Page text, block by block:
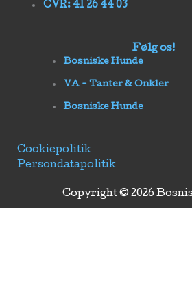
CVR: 41 26 44 03
Følg os!
Bosniske Hunde
VA - Tanter & Onkler
Bosniske Hunde
Cookiepolitik
Persondatapolitik
Copyright © 2026